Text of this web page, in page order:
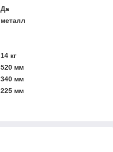
Да
металл
14 кг
520 мм
340 мм
225 мм